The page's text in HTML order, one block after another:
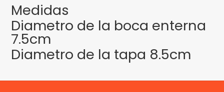
Medidas
Diametro de la boca enterna
7.5cm
Diametro de la tapa 8.5cm